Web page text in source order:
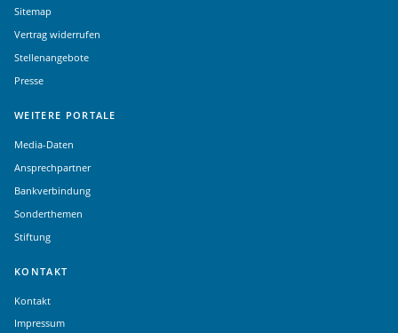
Sitemap
Vertrag widerrufen
Stellenangebote
Presse
WEITERE PORTALE
Media-Daten
Ansprechpartner
Bankverbindung
Sonderthemen
Stiftung
KONTAKT
Kontakt
Impressum